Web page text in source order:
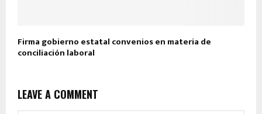
Firma gobierno estatal convenios en materia de
conciliación laboral
LEAVE A COMMENT